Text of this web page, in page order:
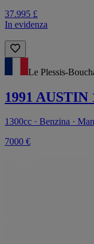
37.995 £
In evidenza
Le Plessis-
1991
1300cc · Benzina ·
7000 €